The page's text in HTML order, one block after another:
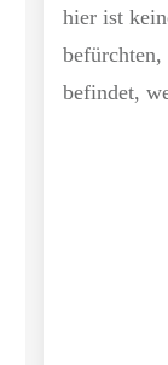
hier ist
befindet,